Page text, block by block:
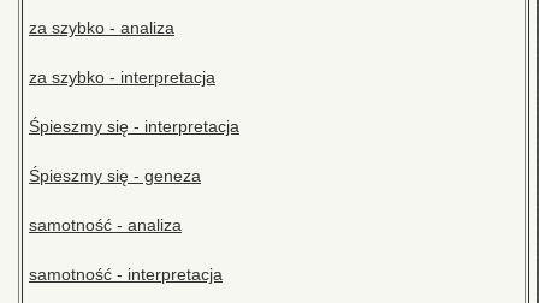
za szybko - analiza
za szybko - interpretacja
Śpieszmy się - interpretacja
Śpieszmy się - geneza
samotność - analiza
samotność - interpretacja